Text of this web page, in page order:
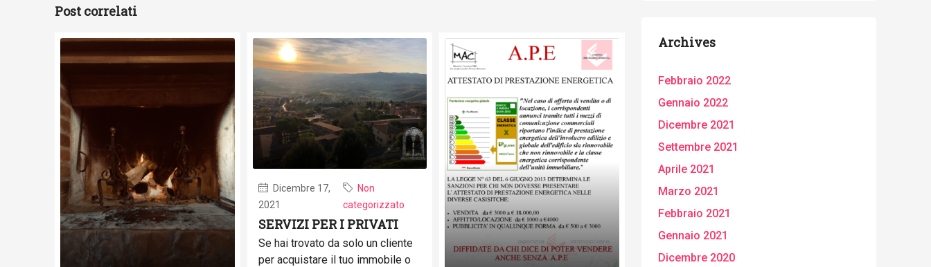
Post correlati
Dicembre 17,
2021
Non
categorizzato
SERVIZI PER I PRIVATI
Se hai trovato da solo un cliente
per acquistare il tuo immobile o
Archives
Febbraio 2022
Gennaio 2022
Dicembre 2021
Settembre 2021
Aprile 2021
Marzo 2021
Febbraio 2021
Gennaio 2021
Dicembre 2020